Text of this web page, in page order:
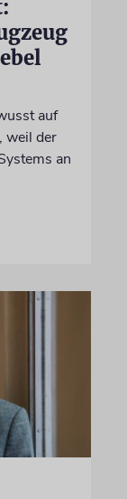
auf
weil der
an